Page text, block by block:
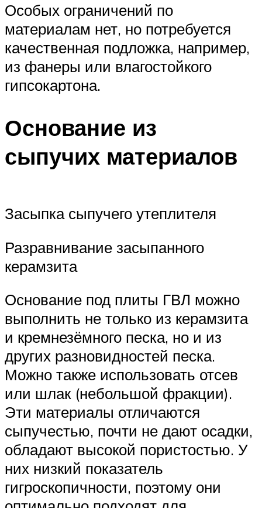
Особых ограничений по
материалам нет, но потребуется
качественная подложка, например,
из фанеры или влагостойкого
гипсокартона.
Основание из
сыпучих материалов
Засыпка сыпучего утеплителя
Разравнивание засыпанного
керамзита
Основание под плиты ГВЛ можно
выполнить не только из керамзита
и кремнезёмного песка, но и из
других разновидностей песка.
Можно также использовать отсев
или шлак (небольшой фракции).
Эти материалы отличаются
сыпучестью, почти не дают осадки,
обладают высокой пористостью. У
них низкий показатель
гигроскопичности, поэтому они